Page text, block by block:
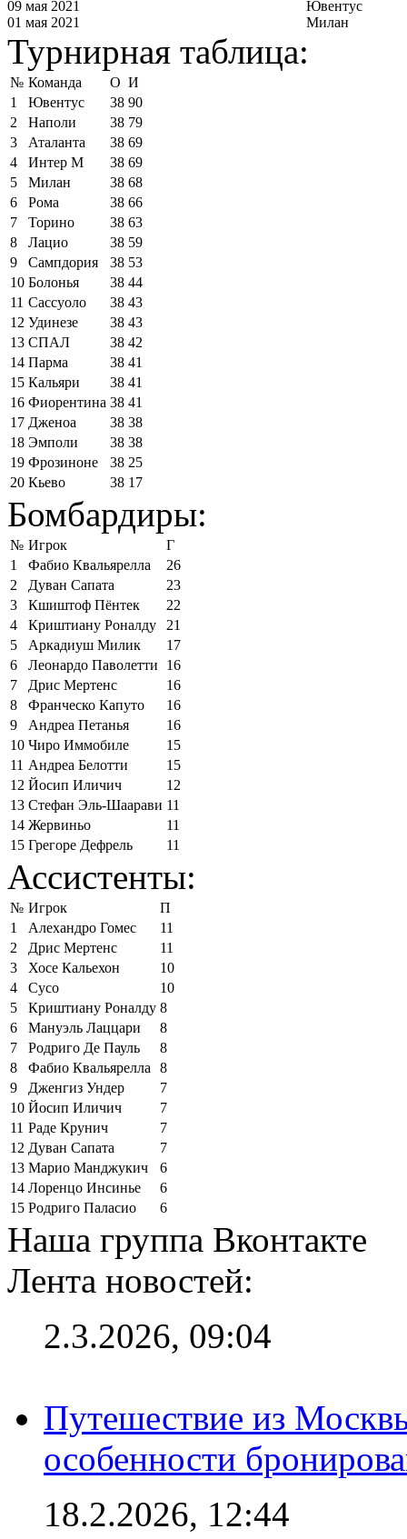
09 мая 2021
Ювентус
01 мая 2021
Милан
Турнирная таблица:
№ Команда О И
1
Ювентус 38 90
2
Наполи 38 79
3
Аталанта 38 69
4
Интер М 38 69
5
Милан 38 68
6
Рома 38 66
7
Торино 38 63
8
Лацио 38 59
9
Сампдория 38 53
10 Болонья 38 44
11 Сассуоло 38 43
12 Удинезе 38 43
13 СПАЛ 38 42
14 Парма 38 41
15 Кальяри 38 41
16 Фиорентина 38 41
17 Дженоа 38 38
18 Эмполи 38 38
19 Фрозиноне 38 25
20 Кьево 38 17
Бомбардиры:
№ Игрок
Г
1
Фабио Квальярелла
26
2
Дуван Сапата
23
3
Кшиштоф Пёнтек
22
4
Криштиану Роналду
21
5
Аркадиуш Милик
17
6
Леонардо Паволетти
16
7
Дрис Мертенс
16
8
Франческо Капуто
16
9
Андреа Петанья
16
10 Чиро Иммобиле
15
11 Андреа Белотти
15
12 Йосип Иличич
12
13 Стефан Эль-Шаарави 11
14 Жервиньо
11
15 Грегоре Дефрель 11
Ассистенты:
№ Игрок
П
1
Алехандро Гомес
11
2
Дрис Мертенс
11
3
Хосе Кальехон
10
4
Сусо
10
5
Криштиану Роналду 8
6
Мануэль Лаццари
8
7
Родриго Де Пауль
8
8
Фабио Квальярелла
8
9
Дженгиз Ундер
7
10 Йосип Иличич
7
11 Раде Крунич
7
12 Дуван Сапата
7
13 Марио Манджукич
6
14 Лоренцо Инсинье
6
15 Родриго Паласио 6
Наша группа Вконтакте
Лента новостей:
2.3.2026, 09:04
Путешествие из
особенности
18.2.2026, 12:44